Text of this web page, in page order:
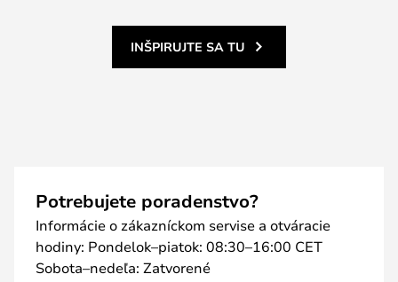
INŠPIRUJTE SA TU
Potrebujete poradenstvo?
Informácie o zákazníckom servise a otváracie
hodiny: Pondelok–piatok: 08:30–16:00 CET
Sobota–nedeľa: Zatvorené